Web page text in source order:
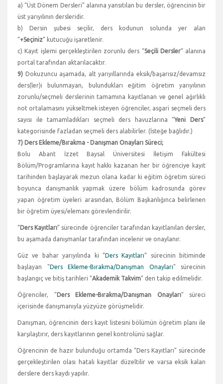
a) “Üst Dönem Dersleri” alanına yansıtılan bu dersler, öğrencinin bir
üst yarıyılının dersleridir.
b) Dersin şubesi seçilir, ders kodunun solunda yer alan
“+Seçiniz” kutucuğu işaretlenir.
c) Kayıt işlemi gerçekleştirilen zorunlu ders “Seçili Dersler” alanına
portal tarafından aktarılacaktır.
9) Dokuzuncu aşamada, alt yarıyıllarında eksik/başarısız/devamsız
ders(ler)i bulunmayan, bulundukları eğitim öğretim yarıyılının
zorunlu/seçmeli derslerinin tamamına kayıtlanan ve genel ağırlıklı
not ortalamasını yükseltmek isteyen öğrenciler, asgari seçmeli ders
sayısı ile tamamladıkları seçmeli ders havuzlarına “Yeni Ders”
kategorisinde fazladan seçmeli ders alabilirler. (İsteğe bağlıdır.)
7) Ders Ekleme/Bırakma - Danışman Onayları Süreci;
Bolu Abant İzzet Baysal Üniversitesi İletişim Fakültesi
Bölüm/Programlarına kayıt hakkı kazanan her bir öğrenciye kayıt
tarihinden başlayarak mezun olana kadar ki eğitim öğretim süreci
boyunca danışmanlık yapmak üzere bölüm kadrosunda görev
yapan öğretim üyeleri arasından, Bölüm Başkanlığınca belirlenen
bir öğretim üyesi/elemanı görevlendirilir.
“Ders Kayıtları” sürecinde öğrenciler tarafından kayıtlanılan dersler,
bu aşamada danışmanlar tarafından incelenir ve onaylanır.
Güz ve bahar yarıyılında ki “Ders Kayıtları” sürecinin bitiminde
başlayan "Ders Ekleme-Bırakma/Danışman Onayları" sürecinin
başlangıç ve bitiş tarihleri “Akademik Takvim” den takip edilmelidir.
Öğrenciler, "Ders Ekleme-Bırakma/Danışman Onayları" süreci
içerisinde danışmanıyla yüzyüze görüşmelidir.
Danışman, öğrencinin ders kayıt listesini bölümün öğretim planı ile
karşılaştırır, ders kayıtlarının genel kontrolünü sağlar.
Öğrencinin de hazır bulunduğu ortamda “Ders Kayıtları” sürecinde
gerçekleştirilen olası hatalı kayıtlar düzeltilir ve varsa eksik kalan
derslere ders kaydı yapılır.